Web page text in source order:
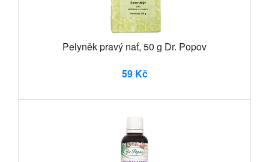
Pelyněk pravý nať, 50 g Dr. Popov
59 Kč